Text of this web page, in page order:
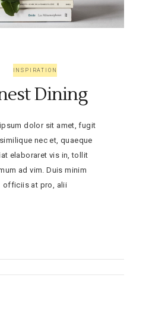
INSPIRATION
Dining
dolor sit amet, fugit
nec et, quaeque
elaboraret vis in, tollit
ad vim. Duis minim
officiis at pro, alii